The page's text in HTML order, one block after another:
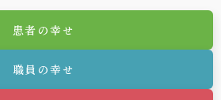
患者の幸せ
職員の幸せ